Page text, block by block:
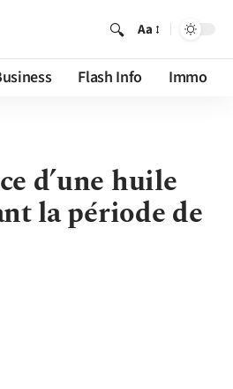
Aa
Flash Info Immo
d’une huile
la période de